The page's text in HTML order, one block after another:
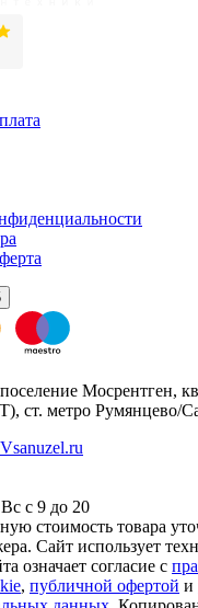
поселение Мосрентген,
метро Румянцево/
с 9 до 20
стоимость товара
Сайт использует
означает согласие с
, публичной офертой и